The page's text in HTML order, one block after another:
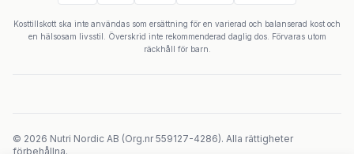
Kosttillskott ska inte användas som ersättning för en varierad och balanserad kost och
en hälsosam livsstil. Överskrid inte rekommenderad daglig dos. Förvaras utom
räckhåll för barn.
© 2026 Nutri Nordic AB (Org.nr 559127-4286). Alla rättigheter
förbehållna.